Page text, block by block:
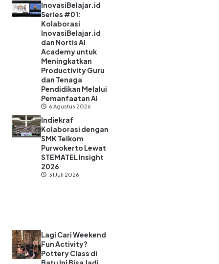
InovasiBelajar.id
Series #01:
Kolaborasi
InovasiBelajar.id
dan Nortis AI
Academy untuk
Meningkatkan
Productivity Guru
dan Tenaga
Pendidikan Melalui
Pemanfaatan AI
6 Agustus 2026
Indiekraf
Kolaborasi dengan
SMK Telkom
Purwokerto Lewat
STEMATEL Insight
2026
31 Juli 2026
Lagi Cari Weekend
Fun Activity?
Pottery Class di